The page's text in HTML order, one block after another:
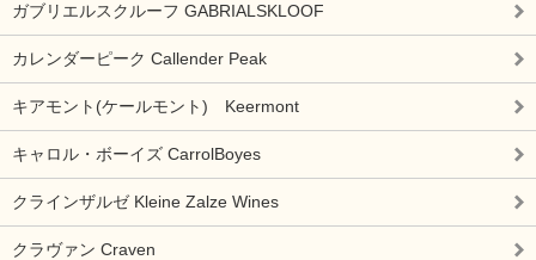
ガブリエルスクルーフ GABRIALSKLOOF
カレンダーピーク Callender Peak
キアモント(ケールモント) Keermont
キャロル・ボーイズ CarrolBoyes
クラインザルゼ Kleine Zalze Wines
クラヴァン Craven